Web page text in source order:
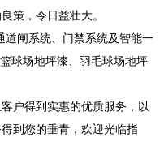
策，令日益壮大。
闸系统、门禁系统及智能一
球场地坪漆、羽毛球场地坪
户得到实惠的优质服务，以
到您的垂青，欢迎光临指